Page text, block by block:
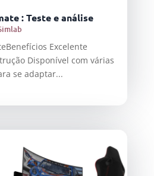
: Teste e análise
Excelente
Disponível com várias
se adaptar...